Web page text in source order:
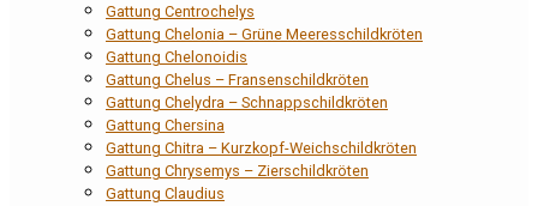
Gattung Centrochelys
Gattung Chelonia – Grüne Meeresschildkröten
Gattung Chelonoidis
Gattung Chelus – Fransenschildkröten
Gattung Chelydra – Schnappschildkröten
Gattung Chersina
Gattung Chitra – Kurzkopf-Weichschildkröten
Gattung Chrysemys – Zierschildkröten
Gattung Claudius